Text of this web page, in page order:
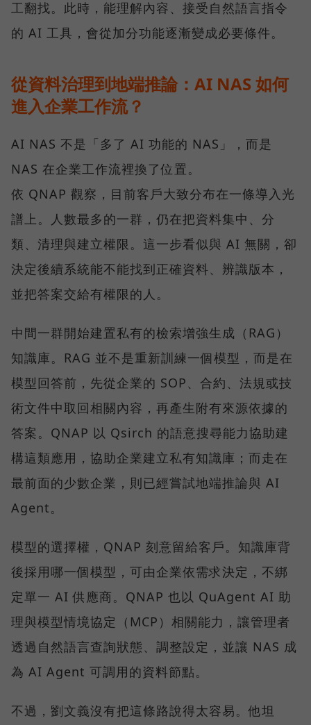
工翻找。此時，能理解內容、接受自然語言指令
的 AI 工具，會從加分功能逐漸變成必要條件。
從資料治理到地端推論：AI NAS 如何
進入企業工作流？
AI NAS 不是「多了 AI 功能的 NAS」，而是
NAS 在企業工作流裡換了位置。
依 QNAP 觀察，目前客戶大致分布在一條導入光
譜上。人數最多的一群，仍在把資料集中、分
類、清理與建立權限。這一步看似與 AI 無關，卻
決定後續系統能不能找到正確資料、辨識版本，
並把答案交給有權限的人。
中間一群開始建置私有的檢索增強生成（RAG）
知識庫。RAG 並不是重新訓練一個模型，而是在
模型回答前，先從企業的 SOP、合約、法規或技
術文件中取回相關內容，再產生附有來源依據的
答案。QNAP 以 Qsirch 的語意搜尋能力協助建
構這類應用，協助企業建立私有知識庫；而走在
最前面的少數企業，則已經嘗試地端推論與 AI
Agent。
模型的選擇權，QNAP 刻意留給客戶。知識庫背
後採用哪一個模型，可由企業依需求決定，不綁
定單一 AI 供應商。QNAP 也以 QuAgent AI 助
理與模型情境協定（MCP）相關能力，讓管理者
透過自然語言查詢狀態、調整設定，並讓 NAS 成
為 AI Agent 可調用的資料節點。
不過，劉文義沒有把這條路說得太容易。他坦